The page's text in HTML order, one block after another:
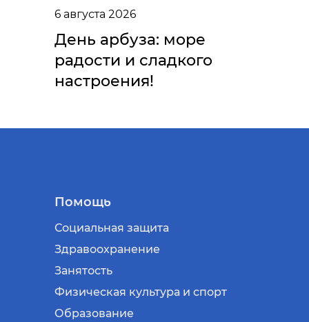
6 августа 2026
День арбуза: море
радости и сладкого
настроения!
Помощь
Социальная защита
Здравоохранение
Занятость
Физическая культура и спорт
Образование